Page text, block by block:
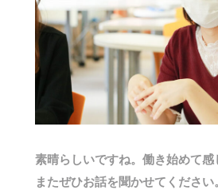
素晴らしいですね。働き始めて感
またぜひお話を聞かせてください